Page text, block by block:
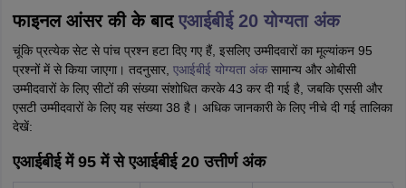
फाइनल आंसर की के बाद एआईबीई 20 योग्यता अंक
चूंकि प्रत्येक सेट से पांच प्रश्न हटा दिए गए हैं, इसलिए उम्मीदवारों का मूल्यांकन 95
प्रश्नों में से किया जाएगा। तदनुसार, एआईबीई योग्यता अंकसामान्य और ओबीसी
उम्मीदवारों के लिए सीटों की संख्या संशोधित करके 43 कर दी गई है, जबकि एससी और
एसटी उम्मीदवारों के लिए यह संख्या 38 है। अधिक जानकारी के लिए नीचे दी गई तालिका
देखें:
एआईबीई में 95 में से एआईबीई 20 उत्तीर्ण अंक